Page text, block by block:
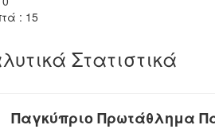
: 15
Στατιστικά
Παγκύπριο Πρωτάθλημα